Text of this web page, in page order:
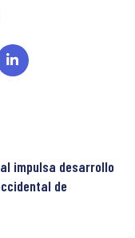
impulsa desarrollo
de